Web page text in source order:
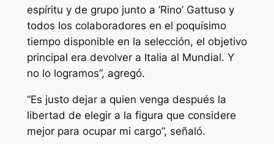
espíritu y de grupo junto a ‘Rino’ Gattuso y
todos los colaboradores en el poquísimo
tiempo disponible en la selección, el objetivo
principal era devolver a Italia al Mundial. Y
no lo logramos”, agregó.
“Es justo dejar a quien venga después la
libertad de elegir a la figura que considere
mejor para ocupar mi cargo”, señaló.